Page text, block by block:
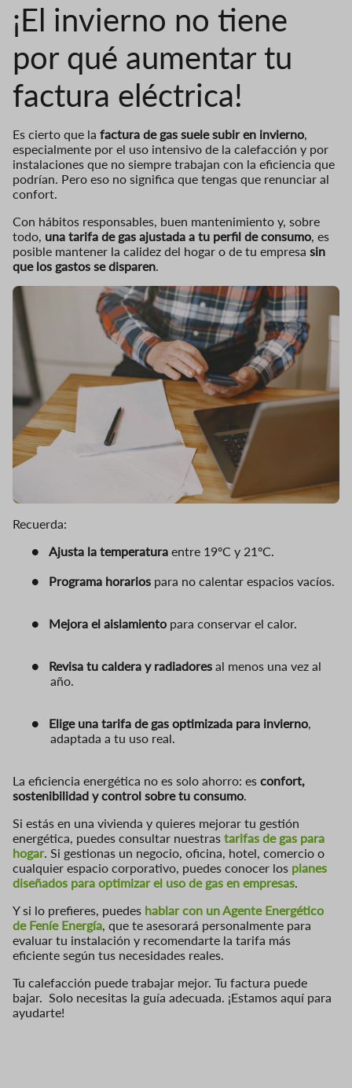
¡El invierno no tiene
por qué aumentar tu
factura eléctrica!
Es cierto que la factura de gas suele subir en invierno,
especialmente por el uso intensivo de la calefacción y por
instalaciones que no siempre trabajan con la eficiencia que
podrían. Pero eso no significa que tengas que renunciar al
confort.
Con hábitos responsables, buen mantenimiento y, sobre
todo, una tarifa de gas ajustada a tu perfil de consumo, es
posible mantener la calidez del hogar o de tu empresa sin
que los gastos se disparen.
Recuerda:
●
Ajusta la temperatura entre 19ºC y 21ºC.
●
Programa horarios para no calentar espacios vacíos.
● Mejora el aislamiento para conservar el calor.
● Revisa tu caldera y radiadores al menos una vez al
año.
● Elige una tarifa de gas optimizada para invierno,
adaptada a tu uso real.
La eficiencia energética no es solo ahorro: es confort,
sostenibilidad y control sobre tu consumo.
Si estás en una vivienda y quieres mejorar tu gestión
energética, puedes consultar nuestras tarifas de gas para
hogar. Si gestionas un negocio, oficina, hotel, comercio o
cualquier espacio corporativo, puedes conocer los planes
diseñados para optimizar el uso de gas en empresas.
Y si lo prefieres, puedes hablar con un Agente Energético
de Feníe Energía, que te asesorará personalmente para
evaluar tu instalación y recomendarte la tarifa más
eficiente según tus necesidades reales.
Tu calefacción puede trabajar mejor. Tu factura puede
bajar. Solo necesitas la guía adecuada. ¡Estamos aquí para
ayudarte!